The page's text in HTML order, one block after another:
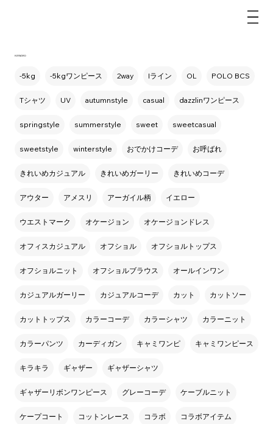
KEYWORD
-5kg -5kgワンピース 2way Iライン OL POLO BCS
Tシャツ UV autumnstyle casual dazzlinワンピース
springstyle summerstyle sweet sweetcasual
sweetstyle winterstyle おでかけコーデ お呼ばれ
きれいめカジュアル きれいめガーリー きれいめコーデ
アウター アメスリ アーガイル柄 イエロー
ウエストマーク オケージョン オケージョンドレス
オフィスカジュアル オフショル オフショルトップス
オフショルニット オフショルブラウス オールインワン
カジュアルガーリー カジュアルコーデ カット カットソー
カットトップス カラーコーデ カラーシャツ カラーニット
カラーパンツ カーディガン キャミワンピ キャミワンピース
キラキラ ギャザー ギャザーシャツ
ギャザーリボンワンピース グレーコーデ ケーブルニット
ケープコート コットンレース コラボ コラボアイテム